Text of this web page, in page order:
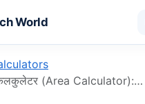
World
Calculator): वर्ग, आयत, त्रिभुज और वृत्त का क्षेत्रफल